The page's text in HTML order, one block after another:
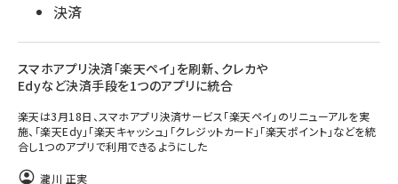
決済
スマホアプリ決済「楽天ペイ」を刷新、クレカや
Edyなど決済手段を1つのアプリに統合
楽天は3月18日、スマホアプリ決済サービス「楽天ペイ」のリニューアルを実
施、「楽天Edy」「楽天キャッシュ」「クレジットカード」「楽天ポイント」などを統
合し1つのアプリで利用できるようにした
瀧川 正実